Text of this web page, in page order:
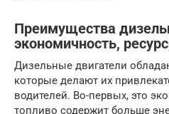
Преимущества
экономичность,
Дизельные двигатели
которые делают их
водителей. Во-первых, это
топливо содержит больше